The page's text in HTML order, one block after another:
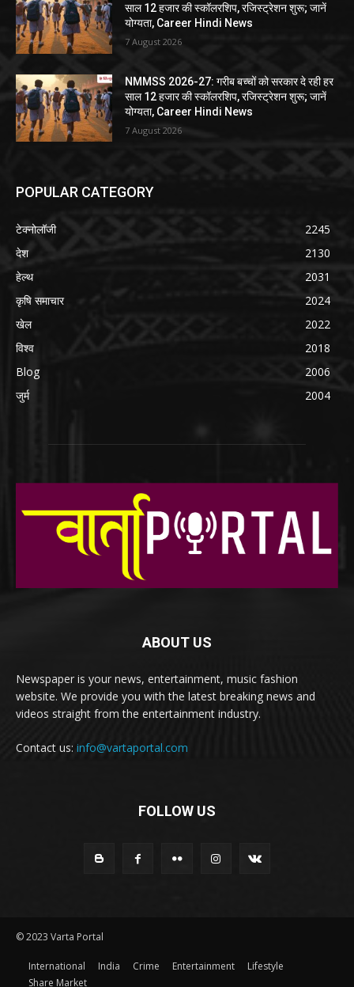
साल 12 हजार की स्कॉलरशिप, रजिस्ट्रेशन शुरू; जानें
योग्यता, Career Hindi News
7 August 2026
NMMSS 2026-27: गरीब बच्चों को सरकार दे रही हर
साल 12 हजार की स्कॉलरशिप, रजिस्ट्रेशन शुरू; जानें
योग्यता, Career Hindi News
7 August 2026
POPULAR CATEGORY
टेक्नोलॉजी
2245
देश
2130
हेल्थ
2031
कृषि समाचार
2024
खेल
2022
विश्व
2018
Blog
2006
जुर्म
2004
ABOUT US
Newspaper is your news, entertainment, music fashion
website. We provide you with the latest breaking news and
videos straight from the entertainment industry.
Contact us: info@vartaportal.com
FOLLOW US
© 2023 Varta Portal
International India Crime Entertainment
Lifestyle
Share Market